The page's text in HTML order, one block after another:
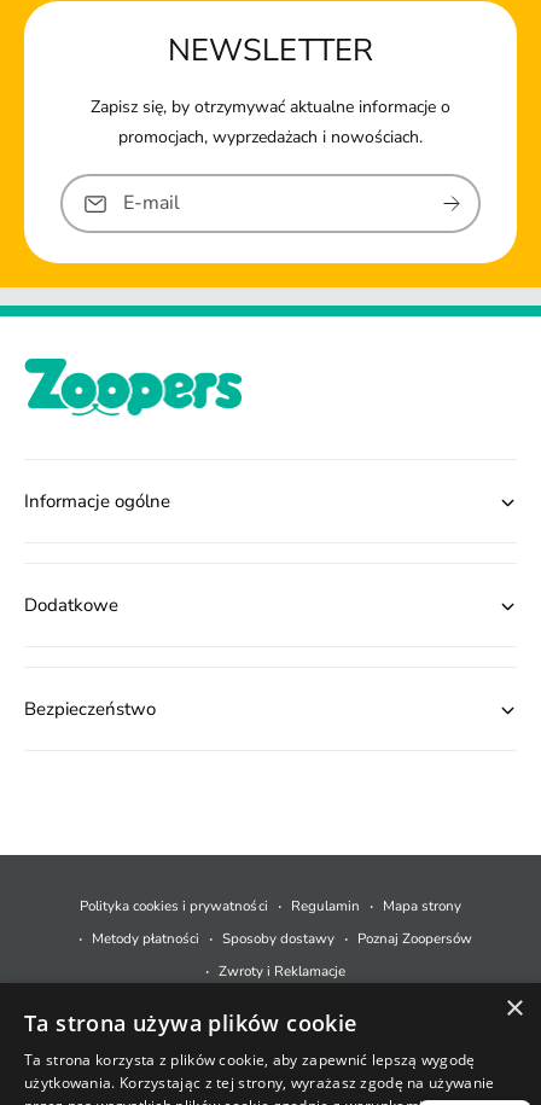
NEWSLETTER
Zapisz się, by otrzymywać aktualne informacje o
promocjach, wyprzedażach i nowościach.
E-mail
Informacje ogólne
Dodatkowe
Bezpieczeństwo
e
y
p
ł
a
© 2026,Zoopers.pl. Technologia Shopify
Polityka cookies i prywatności Regulamin
Mapa strony
Metody płatności
Sposoby dostawy
Poznaj Zoopersów
Zwroty i Reklamacje
×
Ta strona używa plików cookie
Ta strona korzysta z plików cookie, aby zapewnić lepszą wygodę
użytkowania. Korzystając z tej strony, wyrażasz zgodę na używanie